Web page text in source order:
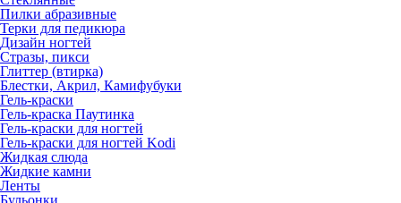
Пилки абразивные
Терки для педикюра
Дизайн ногтей
Стразы, пикси
Глиттер (втирка)
Блестки, Акрил, Камифубуки
Гель-краски
Гель-краска Паутинка
Гель-краски для ногтей
Гель-краски для ногтей Kodi
Жидкая слюда
Жидкие камни
Ленты
Бульонки